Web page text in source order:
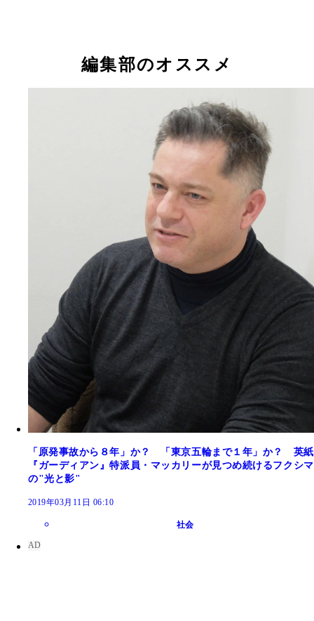
編集部のオススメ
「原発事故から８年」か？ 「東京五輪まで１年」か？ 英紙
『ガーディアン』特派員・マッカリーが見つめ続けるフクシマ
の"光と影"
2019年03月11日 06:10
社会